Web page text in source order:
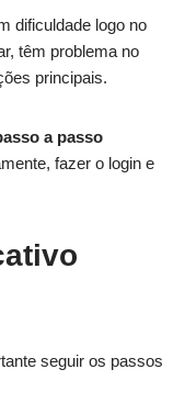
dificuldade logo no
têm problema no
principais.
a passo
fazer o login e
seguir os passos